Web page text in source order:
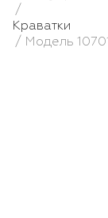
/
Краватки
/ Модель